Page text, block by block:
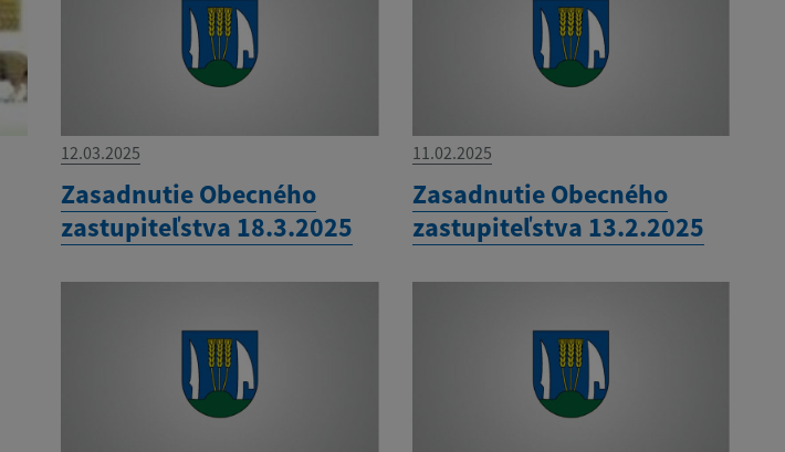
12.03.2025
Zasadnutie Obecného
zastupiteľstva 18.3.2025
11.02.2025
Zasadnutie Obecného
zastupiteľstva 13.2.2025